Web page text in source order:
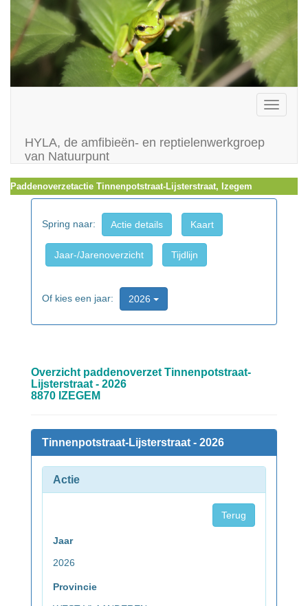
Toggle
HYLA, de amfibieën- en reptielenwerkgroep
van Natuurpunt
Paddenoverzetactie Tinnenpotstraat-Lijsterstraat, Izegem
Spring naar: Actie details Kaart
Jaar-/Jarenoverzicht Tijdlijn
Of kies een jaar: 2026
Overzicht paddenoverzet Tinnenpotstraat-
Lijsterstraat - 2026
8870 IZEGEM
Tinnenpotstraat-Lijsterstraat - 2026
Actie
Terug
Jaar
2026
Provincie